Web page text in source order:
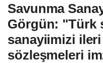
Savunma
Görgün: "Türk
sanayiimizi
sözleşmeleri